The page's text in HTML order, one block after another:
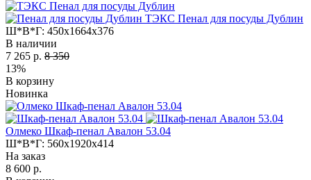
ТЭКС Пенал для посуды Дублин
Ш*В*Г: 450x1664x376
В наличии
7 265 р. 8 350
13%
В корзину
Новинка
Олмеко Шкаф-пенал Авалон 53.04
Ш*В*Г: 560x1920x414
На заказ
8 600 р.